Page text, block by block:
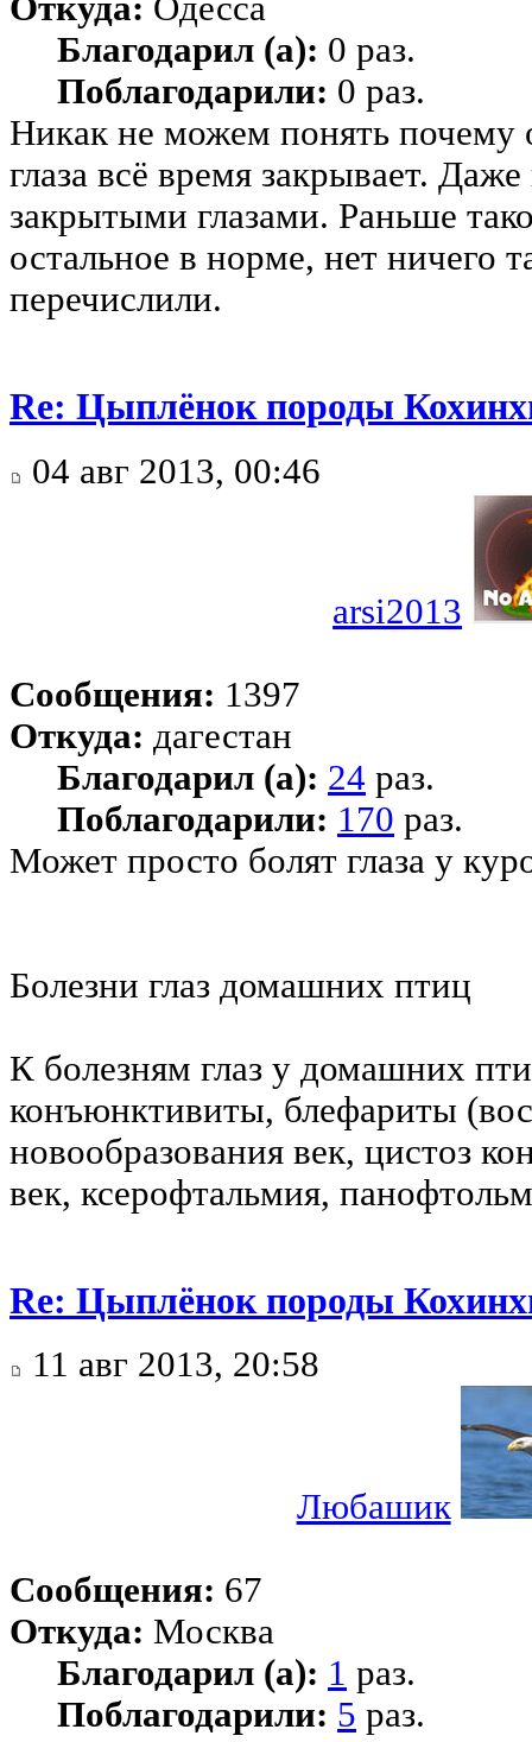
Откуда: Одесса
Благодарил (а): 0 раз.
Поблагодарили: 0 раз.
Никак не можем понять почему
глаза всё время закрывает.
закрытыми глазами. Раньше
остальное в норме, нет ничего
перечислили.
Re: Цыплёнок породы
04 авг 2013, 00:46
arsi2013
Сообщения: 1397
Откуда: дагестан
Благодарил (а): 24 раз.
Поблагодарили: 170 раз.
Может просто болят глаза у
Болезни глаз домашних птиц
К болезням глаз у домашних
конъюнктивиты, блефариты
новообразования век, цистоз
век, ксерофтальмия,
Re: Цыплёнок породы
11 авг 2013, 20:58
Любашик
Сообщения: 67
Откуда: Москва
Благодарил (а): 1 раз.
Поблагодарили: 5 раз.